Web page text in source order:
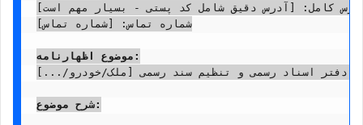
کامل: [آدرس دقیق شامل کد پستی - بسیار مهم است]
شماره تماس: [شماره تماس]
موضوع اظهارنامه:
دفتر اسناد رسمی و تنظیم سند رسمی [ملک/خودرو/...]
شرح موضوع: